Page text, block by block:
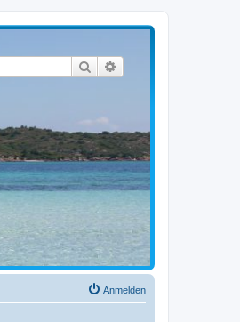
Suche
Anmelden